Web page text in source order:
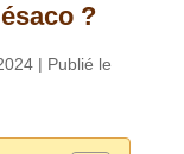
?
| Publié le